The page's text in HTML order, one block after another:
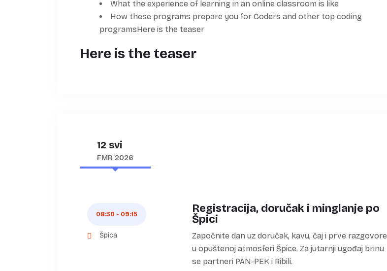
What the experience of learning in an online classroom is like
How these programs prepare you for Coders and other top coding
programsHere is the teaser
Here is the teaser
12 svi
FMR 2026
08:30 - 09:15
Špica
Registracija, doručak i minglanje po
Špici
Započnite dan uz doručak, kavu, čaj i prve razgovore
u opuštenoj atmosferi Špice. Za jutarnji ugođaj brinu
se partneri PAN-PEK i Ribili.